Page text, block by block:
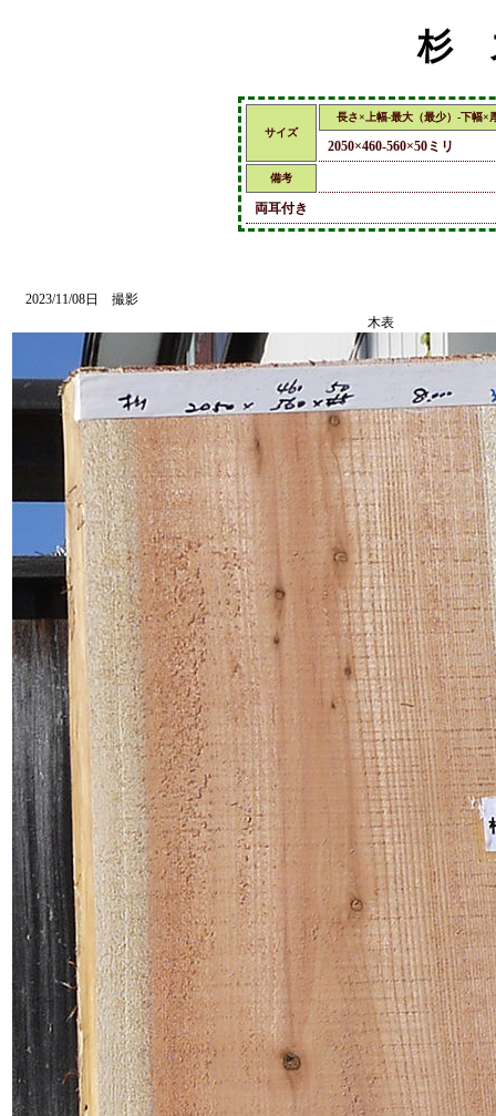
杉
サイズ
長さ×上幅-最大（最少）-下幅×
2050×460-560×50ミリ
備考
両耳付き
2023/11/08日 撮影
木表